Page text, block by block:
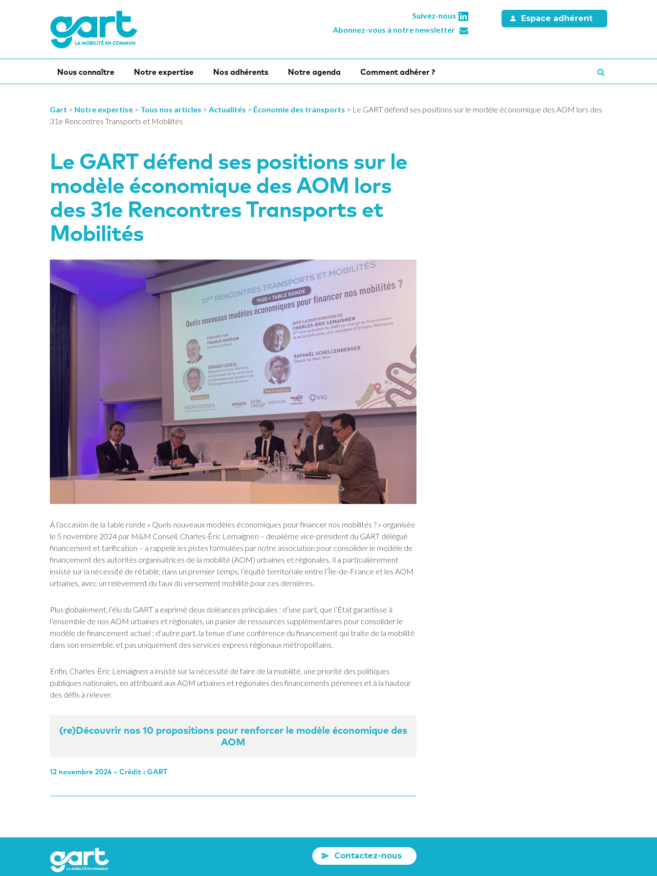
Suivez-nous
Abonnez-vous à notre newsletter
Espace adhérent
Nous connaître Notre expertise Nos adhérents Notre agenda Comment adhérer ?
Gart > Notre expertise > Tous nos articles > Actualités > Économie des transports > Le GART défend ses positions sur le modèle économique des AOM lors des
31e Rencontres Transports et Mobilités
Le GART défend ses positions sur le
modèle économique des AOM lors
des 31e Rencontres Transports et
Mobilités
À l’occasion de la table ronde « Quels nouveaux modèles économiques pour financer nos mobilités ? » organisée
le 5 novembre 2024 par M&M Conseil, Charles-Éric Lemaignen – deuxième vice-président du GART délégué
financement et tarification – a rappelé les pistes formulées par notre association pour consolider le modèle de
financement des autorités organisatrices de la mobilité (AOM) urbaines et régionales. Il a particulièrement
insisté sur la nécessité de rétablir, dans un premier temps, l’équité territoriale entre l’Île-de-France et les AOM
urbaines, avec un relèvement du taux du versement mobilité pour ces dernières.
Plus globalement, l’élu du GART a exprimé deux doléances principales : d’une part, que l’État garantisse à
l’ensemble de nos AOM urbaines et régionales, un panier de ressources supplémentaires pour consolider le
modèle de financement actuel ; d’autre part, la tenue d’une conférence du financement qui traite de la mobilité
dans son ensemble, et pas uniquement des services express régionaux métropolitains.
Enfin, Charles-Éric Lemaignen a insisté sur la nécessité de faire de la mobilité, une priorité des politiques
publiques nationales, en attribuant aux AOM urbaines et régionales des financements pérennes et à la hauteur
des défis à relever.
(re)Découvrir nos 10 propositions pour renforcer le modèle économique des
AOM
12 novembre 2024 – Crédit : GART
Contactez-nous